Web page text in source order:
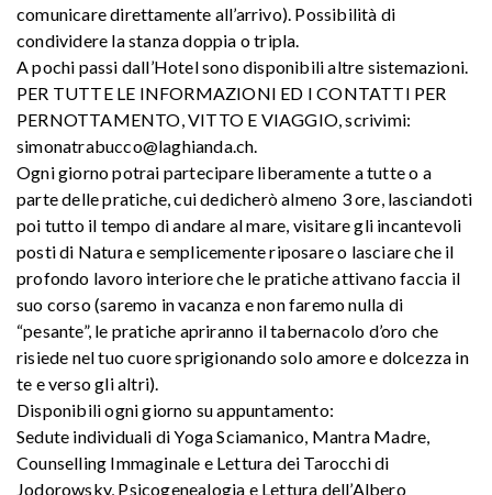
comunicare direttamente all’arrivo). Possibilità di
condividere la stanza doppia o tripla.
A pochi passi dall’Hotel sono disponibili altre sistemazioni.
PER TUTTE LE INFORMAZIONI ED I CONTATTI PER
PERNOTTAMENTO, VITTO E VIAGGIO, scrivimi:
simonatrabucco@laghianda.ch.
Ogni giorno potrai partecipare liberamente a tutte o a
parte delle pratiche, cui dedicherò almeno 3 ore, lasciandoti
poi tutto il tempo di andare al mare, visitare gli incantevoli
posti di Natura e semplicemente riposare o lasciare che il
profondo lavoro interiore che le pratiche attivano faccia il
suo corso (saremo in vacanza e non faremo nulla di
“pesante”, le pratiche apriranno il tabernacolo d’oro che
risiede nel tuo cuore sprigionando solo amore e dolcezza in
te e verso gli altri).
Disponibili ogni giorno su appuntamento:
Sedute individuali di Yoga Sciamanico, Mantra Madre,
Counselling Immaginale e Lettura dei Tarocchi di
Jodorowsky, Psicogenealogia e Lettura dell’Albero